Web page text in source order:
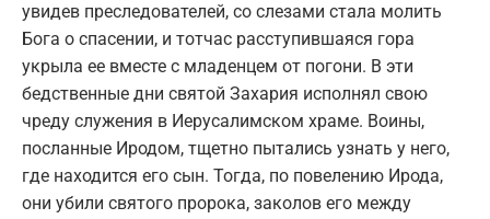
увидев преследователей, со слезами стала молить
Бога о спасении, и тотчас расступившаяся гора
укрыла ее вместе с младенцем от погони. В эти
бедственные дни святой Захария исполнял свою
чреду служения в Иерусалимском храме. Воины,
посланные Иродом, тщетно пытались узнать у него,
где находится его сын. Тогда, по повелению Ирода,
они убили святого пророка, заколов его между